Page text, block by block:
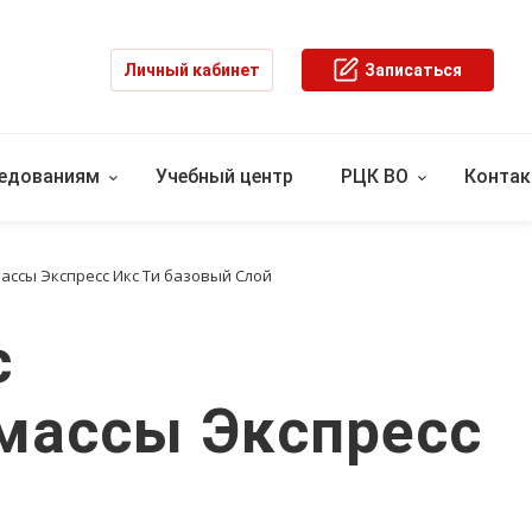
Личный кабинет Записаться
Учебный центр РЦК ВО
Экспресс Икс Ти базовый Слой
Экспресс